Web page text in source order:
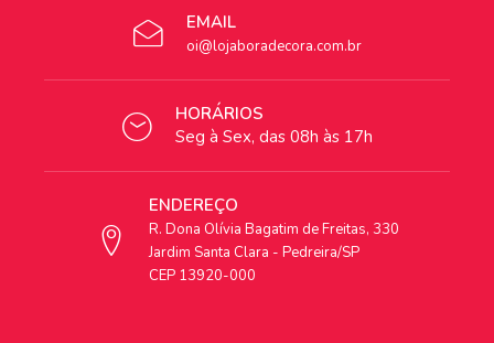
EMAIL
oi@lojaboradecora.com.br
HORÁRIOS
Seg à Sex, das 08h às 17h
ENDEREÇO
R. Dona Olívia Bagatim de Freitas, 330
Jardim Santa Clara - Pedreira/SP
CEP 13920-000